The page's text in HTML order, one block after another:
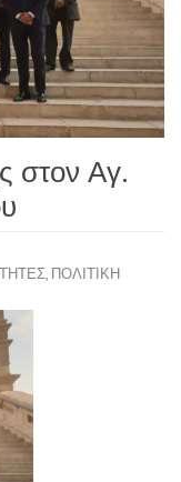
στον Αγ.
, ΠΟΛΙΤΙΚΗ